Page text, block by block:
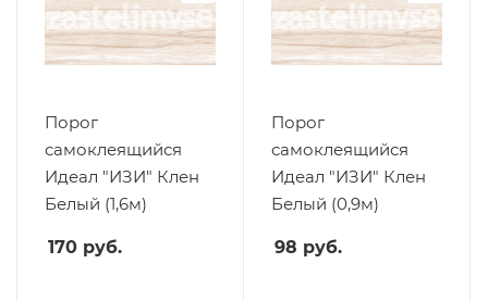
Порог
самоклеящийся
Идеал "ИЗИ" Клен
Белый (1,6м)
170 руб.
Порог
самоклеящийся
Идеал "ИЗИ" Клен
Белый (0,9м)
98 руб.